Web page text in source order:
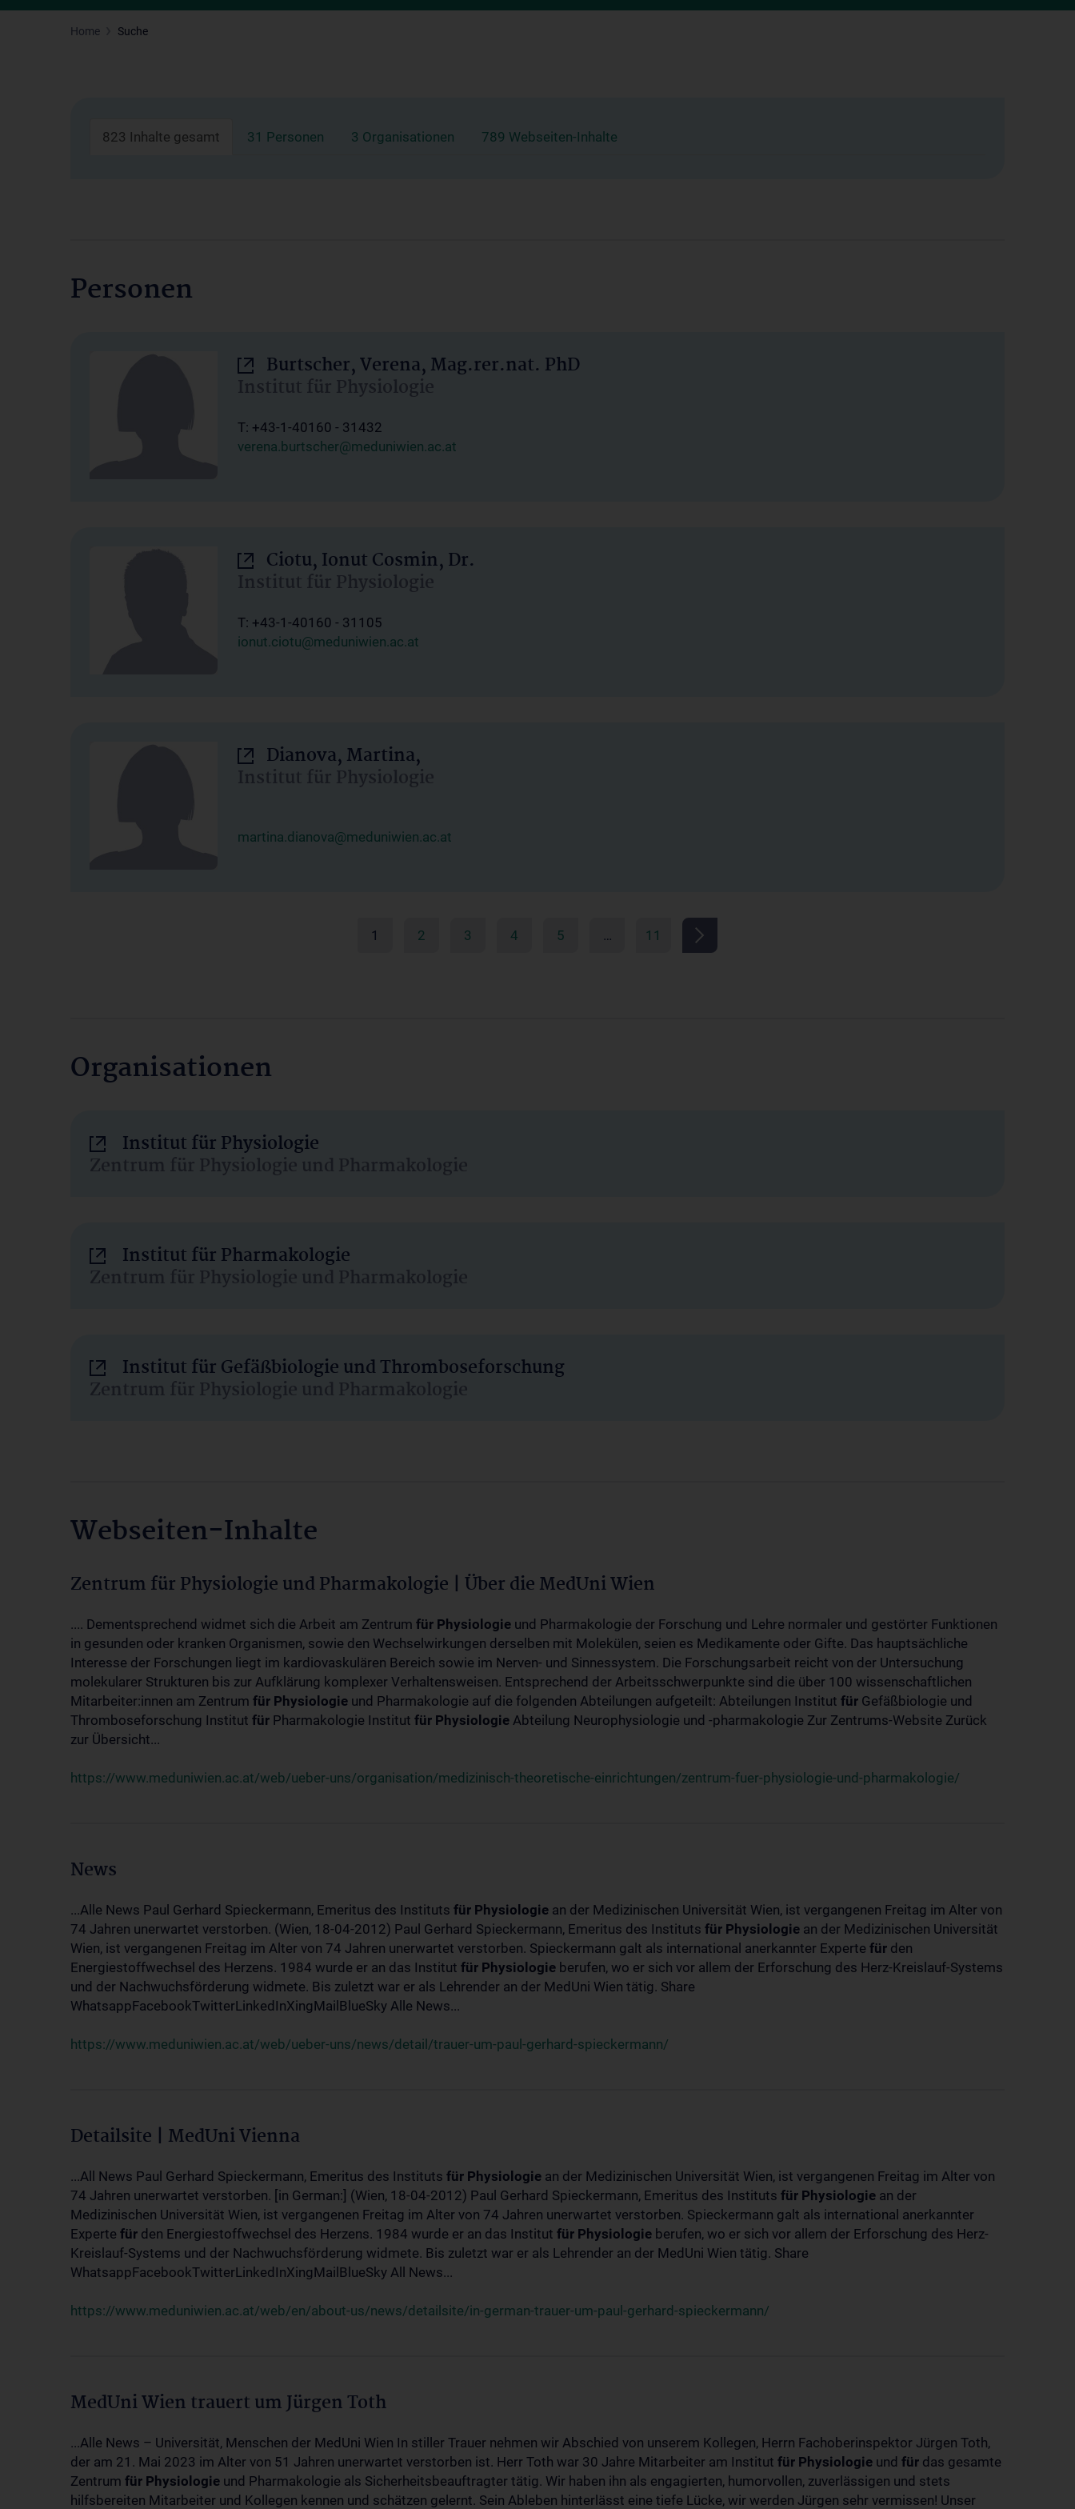
Home Suche
823 Inhalte gesamt 31 Personen 3 Organisationen 789 Webseiten-Inhalte
Personen
Burtscher, Verena, Mag.rer.nat. PhD
Institut für Physiologie
T: +43-1-40160 - 31432
verena.burtscher@meduniwien.ac.at
Ciotu, Ionut Cosmin, Dr.
Institut für Physiologie
T: +43-1-40160 - 31105
ionut.ciotu@meduniwien.ac.at
Dianova, Martina,
Institut für Physiologie
martina.dianova@meduniwien.ac.at
1 2 3 4 5 … 11
Organisationen
Institut für Physiologie
Zentrum für Physiologie und Pharmakologie
Institut für Pharmakologie
Zentrum für Physiologie und Pharmakologie
Institut für Gefäßbiologie und Thromboseforschung
Zentrum für Physiologie und Pharmakologie
Webseiten-Inhalte
Zentrum für Physiologie und Pharmakologie | Über die MedUni Wien
.... Dementsprechend widmet sich die Arbeit am Zentrum für Physiologie und Pharmakologie der Forschung und Lehre normaler und gestörter Funktionen
in gesunden oder kranken Organismen, sowie den Wechselwirkungen derselben mit Molekülen, seien es Medikamente oder Gifte. Das hauptsächliche
Interesse der Forschungen liegt im kardiovaskulären Bereich sowie im Nerven- und Sinnessystem. Die Forschungsarbeit reicht von der Untersuchung
molekularer Strukturen bis zur Aufklärung komplexer Verhaltensweisen. Entsprechend der Arbeitsschwerpunkte sind die über 100 wissenschaftlichen
Mitarbeiter:innen am Zentrum für Physiologie und Pharmakologie auf die folgenden Abteilungen aufgeteilt: Abteilungen Institut für Gefäßbiologie und
Thromboseforschung Institut für Pharmakologie Institut für Physiologie Abteilung Neurophysiologie und -pharmakologie Zur Zentrums-Website Zurück
zur Übersicht...
https://www.meduniwien.ac.at/web/ueber-uns/organisation/medizinisch-theoretische-einrichtungen/zentrum-fuer-physiologie-und-pharmakologie/
News
...Alle News Paul Gerhard Spieckermann, Emeritus des Instituts für Physiologie an der Medizinischen Universität Wien, ist vergangenen Freitag im Alter von
74 Jahren unerwartet verstorben. (Wien, 18-04-2012) Paul Gerhard Spieckermann, Emeritus des Instituts für Physiologie an der Medizinischen Universität
Wien, ist vergangenen Freitag im Alter von 74 Jahren unerwartet verstorben. Spieckermann galt als international anerkannter Experte für den
Energiestoffwechsel des Herzens. 1984 wurde er an das Institut für Physiologie berufen, wo er sich vor allem der Erforschung des Herz-Kreislauf-Systems
und der Nachwuchsförderung widmete. Bis zuletzt war er als Lehrender an der MedUni Wien tätig. Share
WhatsappFacebookTwitterLinkedInXingMailBlueSky Alle News...
https://www.meduniwien.ac.at/web/ueber-uns/news/detail/trauer-um-paul-gerhard-spieckermann/
Detailsite | MedUni Vienna
...All News Paul Gerhard Spieckermann, Emeritus des Instituts für Physiologie an der Medizinischen Universität Wien, ist vergangenen Freitag im Alter von
74 Jahren unerwartet verstorben. [in German:] (Wien, 18-04-2012) Paul Gerhard Spieckermann, Emeritus des Instituts für Physiologie an der
Medizinischen Universität Wien, ist vergangenen Freitag im Alter von 74 Jahren unerwartet verstorben. Spieckermann galt als international anerkannter
Experte für den Energiestoffwechsel des Herzens. 1984 wurde er an das Institut für Physiologie berufen, wo er sich vor allem der Erforschung des Herz-
Kreislauf-Systems und der Nachwuchsförderung widmete. Bis zuletzt war er als Lehrender an der MedUni Wien tätig. Share
WhatsappFacebookTwitterLinkedInXingMailBlueSky All News...
https://www.meduniwien.ac.at/web/en/about-us/news/detailsite/in-german-trauer-um-paul-gerhard-spieckermann/
MedUni Wien trauert um Jürgen Toth
...Alle News – Universität, Menschen der MedUni Wien In stiller Trauer nehmen wir Abschied von unserem Kollegen, Herrn Fachoberinspektor Jürgen Toth,
der am 21. Mai 2023 im Alter von 51 Jahren unerwartet verstorben ist. Herr Toth war 30 Jahre Mitarbeiter am Institut für Physiologie und für das gesamte
Zentrum für Physiologie und Pharmakologie als Sicherheitsbeauftragter tätig. Wir haben ihn als engagierten, humorvollen, zuverlässigen und stets
hilfsbereiten Mitarbeiter und Kollegen kennen und schätzen gelernt. Sein Ableben hinterlässt eine tiefe Lücke, wir werden Jürgen sehr vermissen! Unser